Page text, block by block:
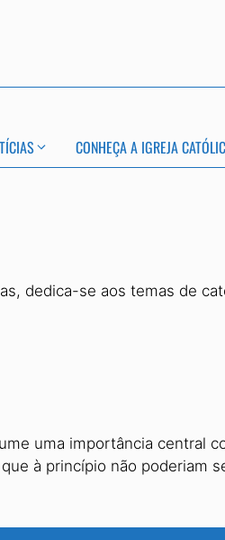
CONHEÇA A IGREJA
dedica-se aos temas de
uma importância central
à princípio não poderiam